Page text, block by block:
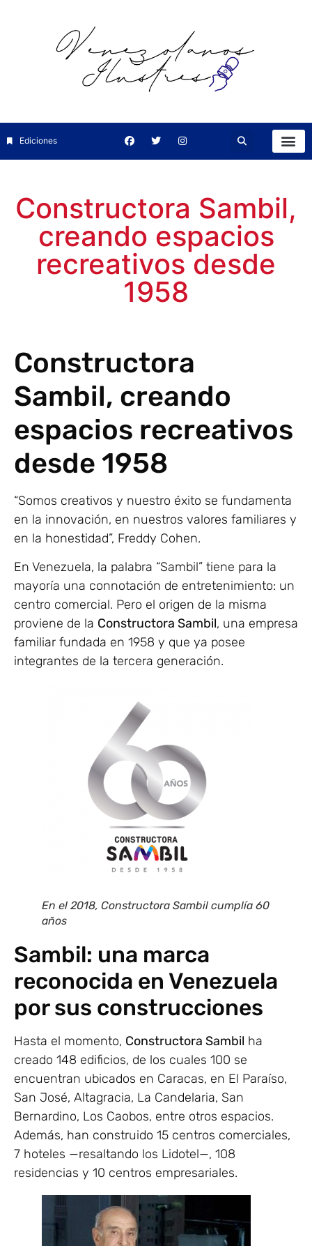
Ediciones
Constructora Sambil,
creando espacios
recreativos desde
1958
Constructora
Sambil, creando
espacios recreativos
desde 1958
“Somos creativos y nuestro éxito se fundamenta
en la innovación, en nuestros valores familiares y
en la honestidad”, Freddy Cohen.
En Venezuela, la palabra “Sambil” tiene para la
mayoría una connotación de entretenimiento: un
centro comercial. Pero el origen de la misma
proviene de la Constructora Sambil, una empresa
familiar fundada en 1958 y que ya posee
integrantes de la tercera generación.
En el 2018, Constructora Sambil cumplía 60
años
Sambil: una marca
reconocida en Venezuela
por sus construcciones
Hasta el momento, Constructora Sambil ha
creado 148 edificios, de los cuales 100 se
encuentran ubicados en Caracas, en El Paraíso,
San José, Altagracia, La Candelaria, San
Bernardino, Los Caobos, entre otros espacios.
Además, han construido 15 centros comerciales,
7 hoteles —resaltando los Lidotel—, 108
residencias y 10 centros empresariales.